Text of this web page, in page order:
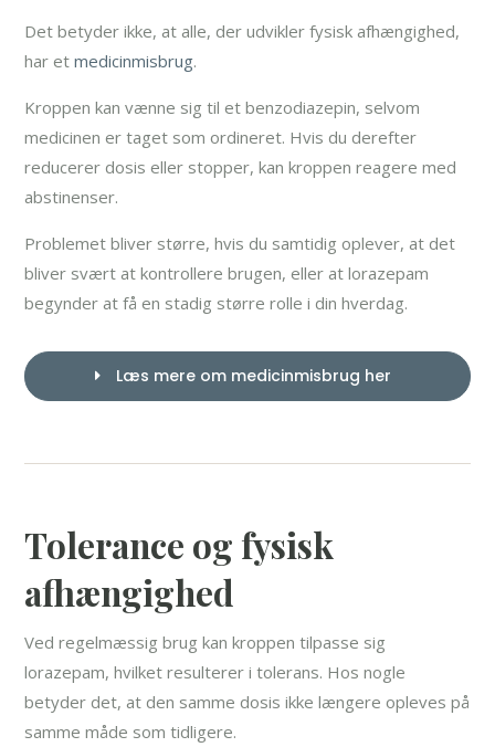
Det betyder ikke, at alle, der udvikler fysisk afhængighed,
har etmedicinmisbrug.
Kroppen kan vænne sig til et benzodiazepin, selvom
medicinen er taget som ordineret. Hvis du derefter
reducerer dosis eller stopper, kan kroppen reagere med
abstinenser.
Problemet bliver større, hvis du samtidig oplever, at det
bliver svært at kontrollere brugen, eller at lorazepam
begynder at få en stadig større rolle i din hverdag.
Læs mere om medicinmisbrug her
Tolerance og fysisk
afhængighed
Ved regelmæssig brug kan kroppen tilpasse sig
lorazepam, hvilket resulterer i tolerans. Hos nogle
betyder det, at den samme dosis ikke længere opleves på
samme måde som tidligere.